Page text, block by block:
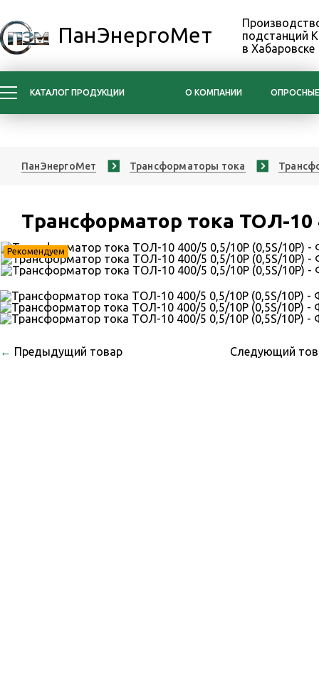
ПанЭнергоМет
подстанций
в Хабаровске
КАТАЛОГ ПРОДУКЦИИ О КОМПАНИИ
ПанЭнергоМет Трансформаторы тока
Трансформатор тока ТОЛ-10
Рекомендуем
← Предыдущий товар Следующий